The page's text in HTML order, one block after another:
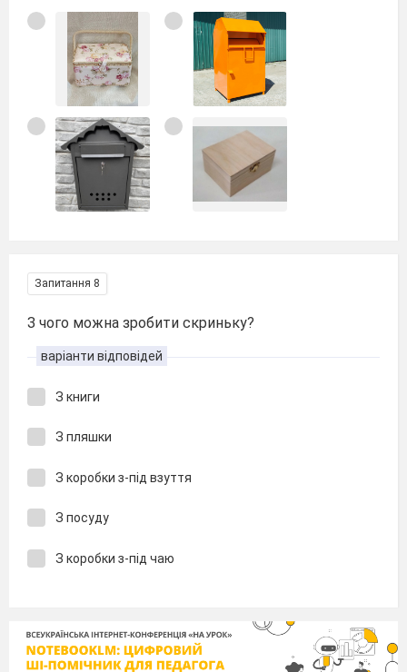
Запитання 8
З чого можна зробити скриньку?
варіанти відповідей
З книги
З пляшки
З коробки з-під взуття
З посуду
З коробки з-під чаю